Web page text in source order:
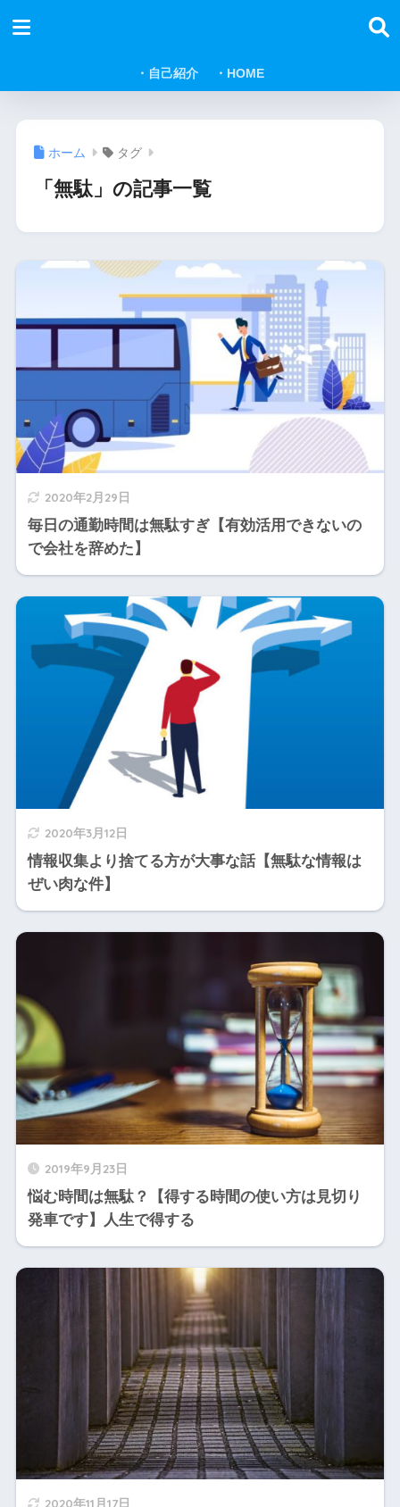
・自己紹介 ・HOME
ホーム タグ
「無駄」の記事一覧
2020年2月29日
毎日の通勤時間は無駄すぎ【有効活用できないの
で会社を辞めた】
2020年3月12日
情報収集より捨てる方が大事な話【無駄な情報は
ぜい肉な件】
2019年9月23日
悩む時間は無駄？【得する時間の使い方は見切り
発車です】人生で得する
2020年11月17日